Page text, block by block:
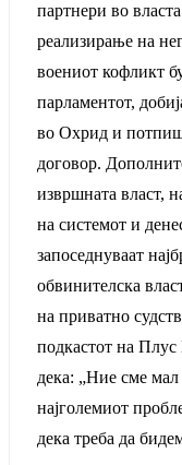
партнери во
реализирање на
воениот кофликт
парламентот,
во Охрид и
договор.
извршната власт,
на системот и
запоседнуваат
обвинителска
на приватно
подкастот на
дека: „Ние сме
најголемиот
дека треба да